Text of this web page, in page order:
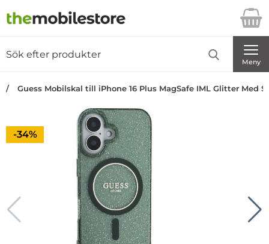
Startsidan för Danira Telecom AB
Meny
Guess Mobilskal till iPhone 16 Plus MagSafe IML Glitter Med
Priset är nedsatt med
-34%